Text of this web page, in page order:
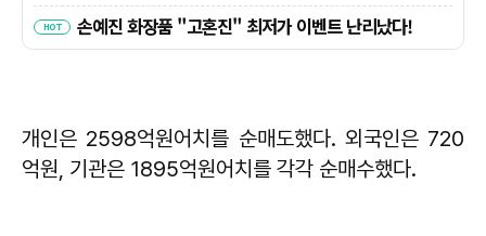
개인은 2598억원어치를 순매도했다. 외국인은 720
억원, 기관은 1895억원어치를 각각 순매수했다.